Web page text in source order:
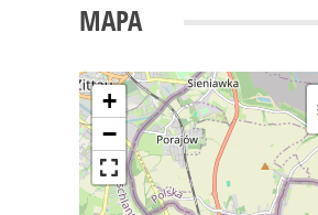
MAPA
+
−